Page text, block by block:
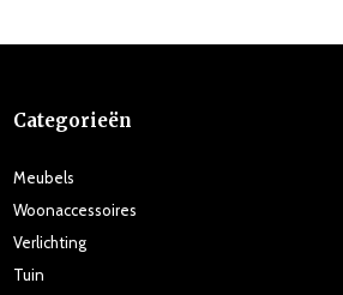
Categorieën
Meubels
Woonaccessoires
Verlichting
Tuin